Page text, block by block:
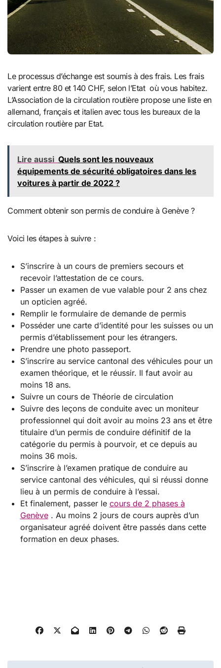
Le processus d’échange est soumis à des frais. Les frais
varient entre 80 et 140 CHF, selon l’Etat où vous habitez.
L’Association de la circulation routière propose une liste en
allemand, français et italien avec tous les bureaux de la
circulation routière par Etat.
Lire aussi Quels sont les nouveaux
équipements de sécurité obligatoires dans les
voitures à partir de 2022 ?
Comment obtenir son permis de conduire à Genève ?
Voici les étapes à suivre :
S’inscrire à un cours de premiers secours et
recevoir l’attestation de ce cours.
Passer un examen de vue valable pour 2 ans chez
un opticien agréé.
Remplir le formulaire de demande de permis
Posséder une carte d’identité pour les suisses ou un
permis d’établissement pour les étrangers.
Prendre une photo passeport.
S’inscrire au service cantonal des véhicules pour un
examen théorique, et le réussir. Il faut avoir au
moins 18 ans.
Suivre un cours de Théorie de circulation
Suivre des leçons de conduite avec un moniteur
professionnel qui doit avoir au moins 23 ans et être
titulaire d’un permis de conduire définitif de la
catégorie du permis à pourvoir, et ce depuis au
moins 36 mois.
S’inscrire à l’examen pratique de conduire au
service cantonal des véhicules, qui si réussi donne
lieu à un permis de conduire à l’essai.
Et finalement, passer le cours de 2 phases à
Genève. Au moins 2 jours de cours auprès d’un
organisateur agréé doivent être passés dans cette
formation en deux phases.